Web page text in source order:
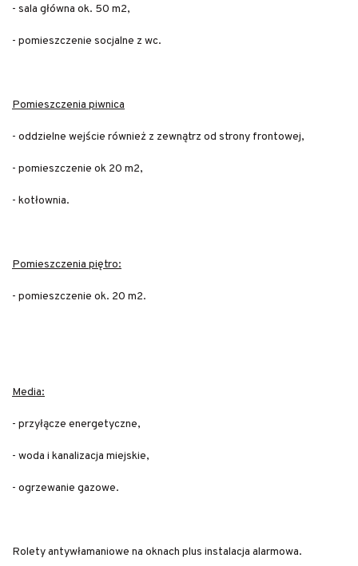
- sala główna ok. 50 m2,
- pomieszczenie socjalne z wc.
Pomieszczenia piwnica
- oddzielne wejście również z zewnątrz od strony frontowej,
- pomieszczenie ok 20 m2,
- kotłownia.
Pomieszczenia piętro:
- pomieszczenie ok. 20 m2.
Media:
- przyłącze energetyczne,
- woda i kanalizacja miejskie,
- ogrzewanie gazowe.
Rolety antywłamaniowe na oknach plus instalacja alarmowa.